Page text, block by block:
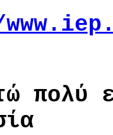
πολύ